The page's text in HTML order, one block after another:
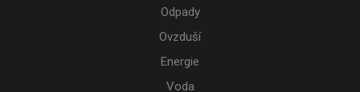
Odpady
Ovzduší
Energie
Voda